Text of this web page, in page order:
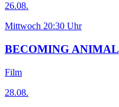
26.08.
Mittwoch 20:30 Uhr
BECOMING ANIMAL
Film
28.08.